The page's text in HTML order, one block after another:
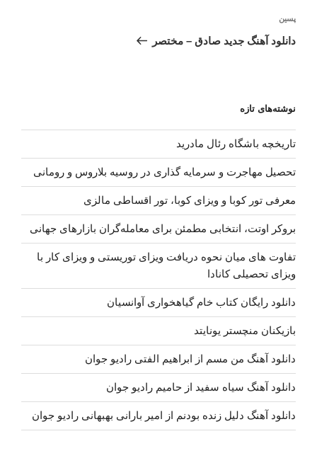
نوشته‌ٔ
بعدی
پسین
دانلود آهنگ جدید صادق – مختصر
نوشته‌های تازه
تاریخچه باشگاه رئال مادرید
تحصیل مهاجرت و سرمایه گذاری در روسیه بلاروس و رومانی
معرفی تور کوبا و ویزای کوبا، تور اقساطی مالزی
بروکر اوتت، انتخابی مطمئن برای معامله‌گران بازارهای جهانی
تفاوت های میان نحوه دریافت ویزای توریستی و ویزای کار با
ویزای تحصیلی کانادا
دانلود رایگان کتاب خام گیاهخواری آوانسیان
بازیکنان منچستر یونایتد
دانلود آهنگ من مسم از ابراهیم الفتی رادیو جوان
دانلود آهنگ سیاه سفید از حامیم رادیو جوان
دانلود آهنگ دلیل زنده بودنم از امیر بارانی بهبهانی رادیو جوان